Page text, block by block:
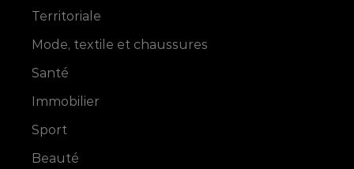
Territoriale
Mode, textile et chaussures
Santé
Immobilier
Sport
Beauté